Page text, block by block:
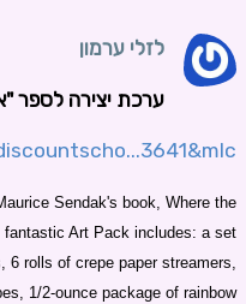
לזלי ערמון
ערכת יצירה לספר
Sendak's book, Where the
Art Pack includes: a set
rolls of crepe paper streamers,
1/2-ounce package of rainbow